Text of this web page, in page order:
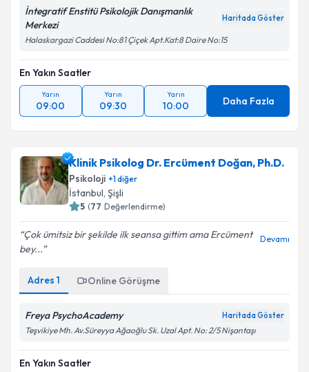
Kişisel verilerimin işlenmesine ilişkin
Aydınlatma
kapsamda işlenmesini kabul ediyorum.
Takvim Talebini Gönder
İntegratif Enstitü Psikolojik Danışmanlık
Merkezi
Haritada Göster
Halaskargazi Caddesi No:81 Çiçek Apt.Kat:8 Daire No:15
En Yakın Saatler
Yarın
09:00
Yarın
09:30
Yarın
10:00 Daha Fazla
Klinik Psikolog Dr. Ercüment Doğan, Ph.D.
Psikoloji +1diğer
İstanbul, Şişli
5 (77 Değerlendirme)
Çok ümitsiz bir şekilde ilk seansa gittim ama Ercüment
bey...
Devamı
Adres 1 Online Görüşme
Freya PsychoAcademy Haritada Göster
Teşvikiye Mh. Av.Süreyya Ağaoğlu Sk. Uzal Apt. No: 2/5 Nişantaşı
En Yakın Saatler